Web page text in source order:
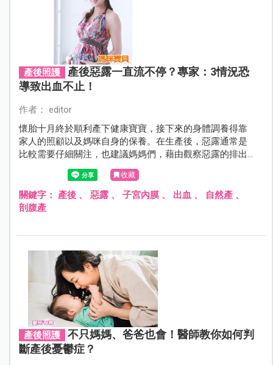
產後照護
產後惡露一直流不停？專家：3情況恐
導致出血不止！
作者： editor
懷胎十月終於順利產下健康寶寶，接下來的身體調養得靠
家人的照顧以及媽咪自身的保養。在生產後，惡露通常是
比較需要仔細關注，也建議媽媽們，藉由觀察惡露的排出
情形來瞭解身體健康狀況！
收藏
關鍵字： 產後、 惡露、 子宮內膜、 出血、 自然產、
剖腹產
產後照護
不只媽媽、爸爸也會！醫師教你如何判
斷產後憂鬱症？